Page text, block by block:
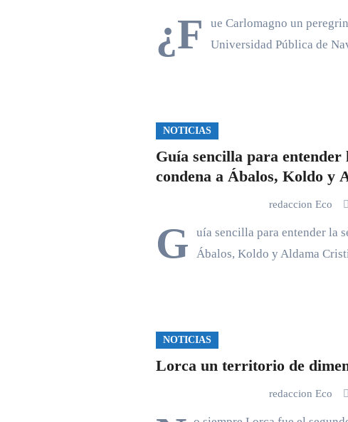
¿F
ue Carlomagno un
Universidad Pública de
NOTICIAS
Guía sencilla para entender
condena a Ábalos, Koldo y
redaccion Eco
G
uía sencilla para entender la
Ábalos, Koldo y Aldama
NOTICIAS
Lorca un territorio de
redaccion Eco